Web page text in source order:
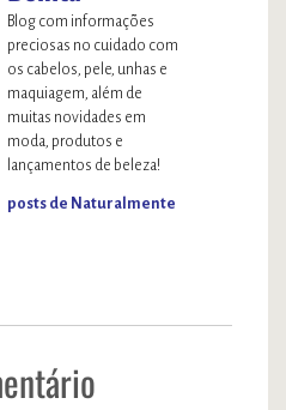
Blog com informações
preciosas no cuidado com
os cabelos, pele, unhas e
maquiagem, além de
muitas novidades em
moda, produtos e
lançamentos de beleza!
posts de Naturalmente